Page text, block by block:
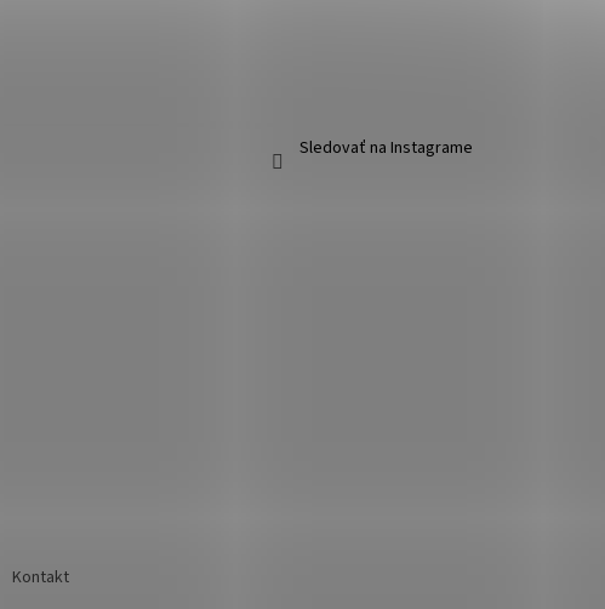
Sledovať na Instagrame
Kontakt